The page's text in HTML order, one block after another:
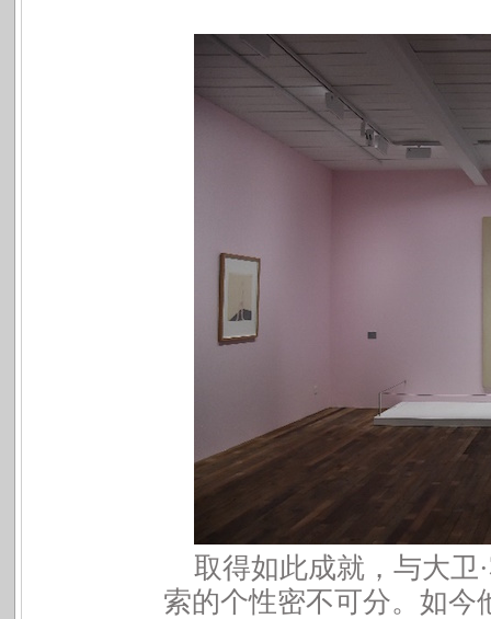
取得如此成就，与大卫·
索的个性密不可分。如今